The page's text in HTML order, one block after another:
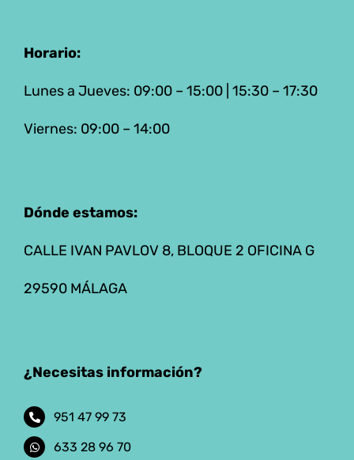
Horario:
Lunes a Jueves: 09:00 – 15:00 | 15:30 – 17:30
Viernes: 09:00 – 14:00
Dónde estamos:
CALLE IVAN PAVLOV 8, BLOQUE 2 OFICINA G
29590 MÁLAGA
¿Necesitas información?
951 47 99 73
633 28 96 70